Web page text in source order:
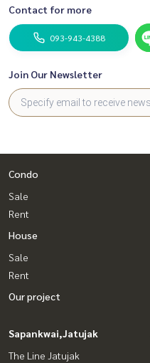
Contact for more
093-943-4388
Join Our Newsletter
Condo
Sale
Rent
House
Sale
Rent
Our project
Sapankwai,Jatujak
The Line Jatujak